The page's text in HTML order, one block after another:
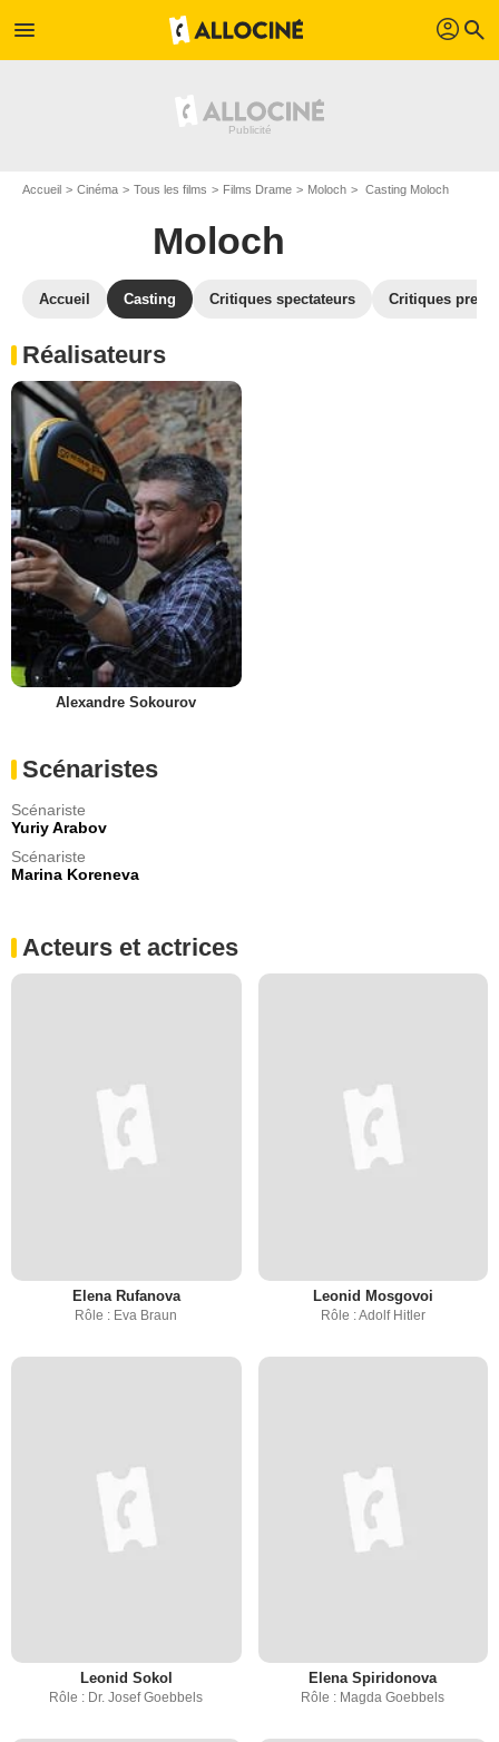
menu profil search
Accueil Cinéma Tous les films Films Drame Moloch Casting Moloch
Moloch
Accueil Casting Critiques spectateurs Critiques
Réalisateurs
Alexandre Sokourov
Scénaristes
Scénariste
Yuriy Arabov
Scénariste
Marina Koreneva
Acteurs et actrices
Elena Rufanova
Rôle : Eva Braun
Leonid Mosgovoi
Rôle : Adolf Hitler
Leonid Sokol
Rôle : Dr. Josef Goebbels
Elena Spiridonova
Rôle : Magda Goebbels